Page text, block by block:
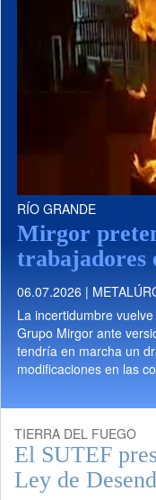
RÍO GRANDE
Mirgor
trabajadores
06.07.2026 |
La incertidumbre
Grupo Mirgor ante
tendría en marcha un
modificaciones en las
TIERRA DEL FUEGO
El SUTEF
Ley de